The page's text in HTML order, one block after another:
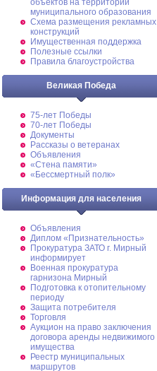
объектов на территории
муниципального образования
Схема размещения рекламных
конструкций
Имущественная поддержка
Полезные ссылки
Правила благоустройства
Великая Победа
75-лет Победы
70-лет Победы
Документы
Рассказы о ветеранах
Объявления
«Стена памяти»
«Бессмертный полк»
Информация для населения
Объявления
Диплом «Признательность»
Прокуратура ЗАТО г. Мирный
информирует
Военная прокуратура
гарнизона Мирный
Подготовка к отопительному
периоду
Защита потребителя
Торговля
Аукцион на право заключения
договора аренды недвижимого
имущества
Реестр муниципальных
маршрутов